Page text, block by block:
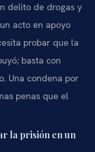
delito de drogas y
acto en apoyo
probar que la
basta con
Una condena por
penas que el
la prisión en un